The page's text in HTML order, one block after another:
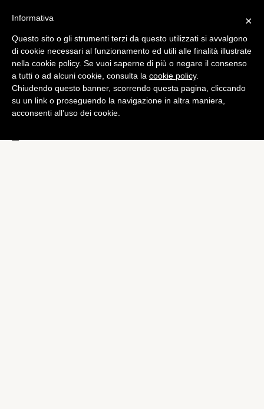
Computer
HTC One Google Edition,
insieme ad Android 4.3
arriva la certificazione
Bluetooth 4.0
×
Informativa
Questo sito o gli strumenti terzi da questo utilizzati si avvalgono
di cookie necessari al funzionamento ed utili alle finalità illustrate
nella cookie policy. Se vuoi saperne di più o negare il consenso
a tutti o ad alcuni cookie, consulta la cookie policy.
Chiudendo questo banner, scorrendo questa pagina, cliccando
su un link o proseguendo la navigazione in altra maniera,
acconsenti all’uso dei cookie.